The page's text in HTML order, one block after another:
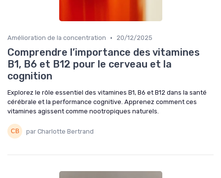
Amélioration de la concentration • 20/12/2025
Comprendre l’importance des vitamines
B1, B6 et B12 pour le cerveau et la
cognition
Explorez le rôle essentiel des vitamines B1, B6 et B12 dans la santé
cérébrale et la performance cognitive. Apprenez comment ces
vitamines agissent comme nootropiques naturels.
par Charlotte Bertrand